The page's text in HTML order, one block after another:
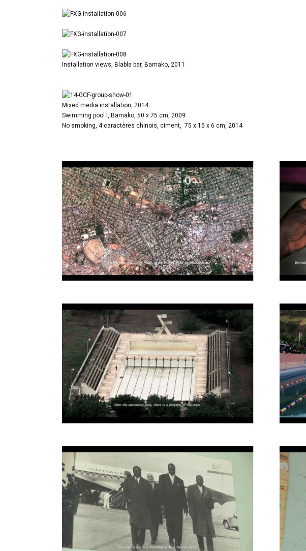
Installation views, Blabla bar, Bamako, 2011
Mixed media installation, 2014
Swimming pool I, Bamako, 50 x 75 cm, 2009
No smoking, 4 caractères chinois, ciment, 75 x 15 x 6 cm, 2014